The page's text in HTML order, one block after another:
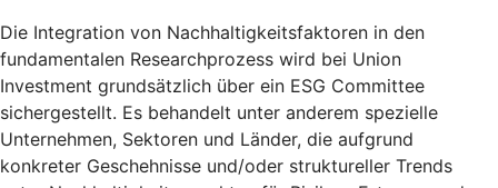
Die Integration von Nachhaltigkeitsfaktoren in den
fundamentalen Researchprozess wird bei Union
Investment grundsätzlich über ein ESG Committee
sichergestellt. Es behandelt unter anderem spezielle
Unternehmen, Sektoren und Länder, die aufgrund
konkreter Geschehnisse und/oder struktureller Trends